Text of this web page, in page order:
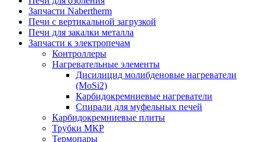
Запчасти Nabertherm
Печи с вертикальной загрузкой
Печи для закалки металла
Запчасти к электропечам
Контроллеры
Нагревательные элементы
Дисилицид молибденовые нагреватели
(MoSi2)
Карбидокремниевые нагреватели
Спирали для муфельных печей
Карбидокремниевые плиты
Трубки МКР
Термопары